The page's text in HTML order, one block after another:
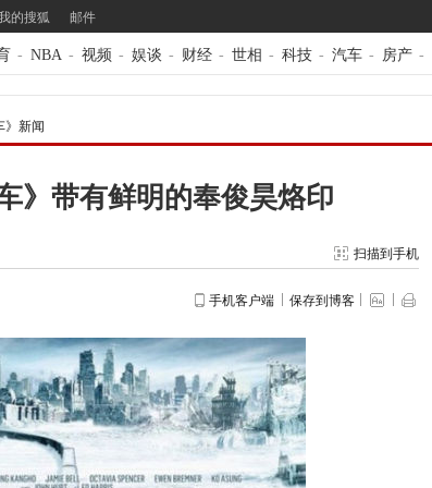
的搜狐 邮件
- NBA - 视频 - 娱谈 - 财经 - 世相 - 科技 - 汽车 - 房产 -
》新闻
》带有鲜明的奉俊昊烙印
扫描到手机
手机客户端 保存到博客